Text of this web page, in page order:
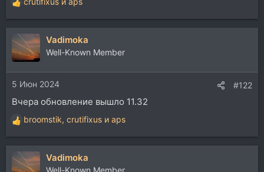
Р
е
а
к
ц
и
и
:
Vadimoka
Well-Known Member
5 Июн 2024 #122
Вчера обновление вышло 11.32
Р
е
а
к
ц
broomstik, crutifixus и aps
Vadimoka
Well-Known Member